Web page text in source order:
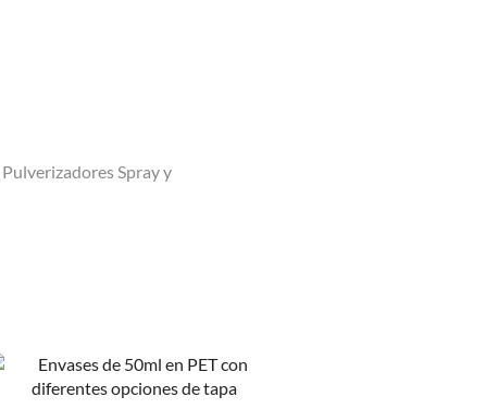
Pulverizadores Spray y